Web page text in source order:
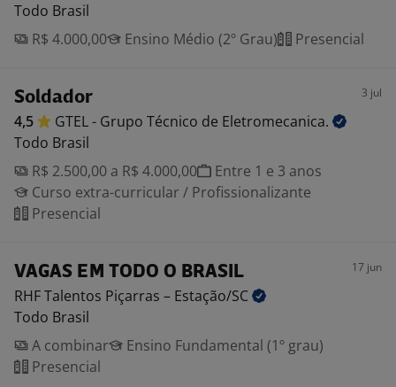
Todo Brasil
R$ 4.000,00
Ensino Médio (2º Grau) Presencial
Soldador 3 jul
4,5 GTEL - Grupo Técnico de Eletromecanica.
Todo Brasil
R$ 2.500,00 a R$ 4.000,00
Entre 1 e 3 anos
Curso extra-curricular / Profissionalizante
Presencial
VAGAS EM TODO O BRASIL 17 jun
RHF Talentos Piçarras – Estação/SC
Todo Brasil
A combinar
Ensino Fundamental (1º grau)
Presencial